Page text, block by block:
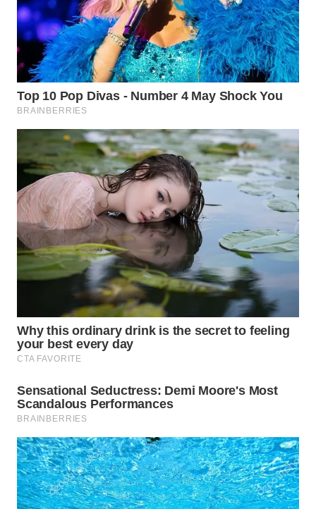
LIKUPANG
WN
LABUANBAJO
WN
BORNEO
Wahana
Media
Group
WAHANA
NEWS
WAHANA
TANI
WAHANA
WAHANA
WAHANA
LISTRIK